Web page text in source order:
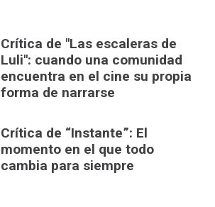
Crítica de "Las escaleras de
Luli": cuando una comunidad
encuentra en el cine su propia
forma de narrarse
Crítica de “Instante”: El
momento en el que todo
cambia para siempre